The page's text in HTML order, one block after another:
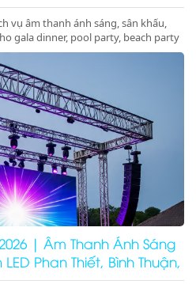
vụ âm thanh ánh sáng, sân khấu,
gala dinner, pool party, beach party
ký hợp đồng dài hạn giá tốt.
| Âm Thanh Ánh Sáng
Phan Thiết, Bình Thuận,